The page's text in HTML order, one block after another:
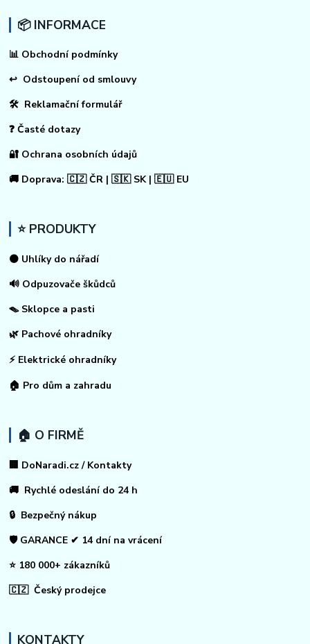
📦 INFORMACE
📊 Obchodní podmínky
↩ Odstoupení od smlouvy
🛠 Reklamační formulář
❓ Časté dotazy
🔐 Ochrana osobních údajů
🚚 Doprava: 🇨🇿 ČR | 🇸🇰 SK | 🇪🇺 EU
⭐ PRODUKTY
⚫ Uhlíky do nářadí
🔊 Odpuzovače škůdců
🪤 Sklopce a pasti
🌿 Pachové ohradníky
⚡ Elektrické ohradníky
🏠 Pro dům a zahradu
🏠 O FIRMĚ
🏢 DoNaradi.cz / Kontakty
🚚 Rychlé odeslání do 24 h
🔒 Bezpečný nákup
🛡️ GARANCE ✔ 14 dní na vrácení
⭐ 180 000+ zákazníků
🇨🇿 Český prodejce
KONTAKTY